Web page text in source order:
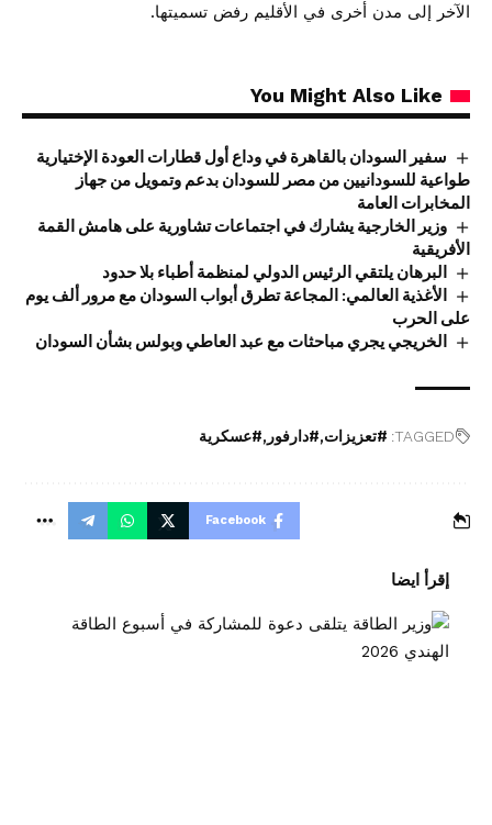
الآخر إلى مدن أخرى في الأقليم رفض تسميتها.
You Might Also Like
سفير السودان بالقاهرة في وداع أول قطارات العودة الإختيارية
طواعية للسودانيين من مصر للسودان بدعم وتمويل من جهاز
المخابرات العامة
وزير الخارجية يشارك في اجتماعات تشاورية على هامش القمة
الأفريقية
البرهان يلتقي الرئيس الدولي لمنظمة أطباء بلا حدود
الأغذية العالمي: المجاعة تطرق أبواب السودان مع مرور ألف يوم
على الحرب
الخريجي يجري مباحثات مع عبد العاطي وبولس بشأن السودان
TAGGED: #تعزيزات #دارفور #عسكرية
Facebook
إقرأ ايضا